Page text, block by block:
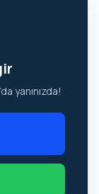
yanınızda!